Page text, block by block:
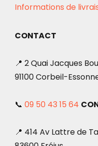
Informations de
CONTACT
📍 2 Quai Jacques
91100 Corbeil-
📞 09 50 43 15 64
📍 414 Av Lattre de